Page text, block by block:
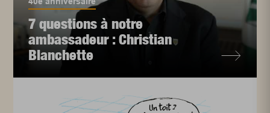
7 questions à notre
ambassadeur : Christian
Blanchette